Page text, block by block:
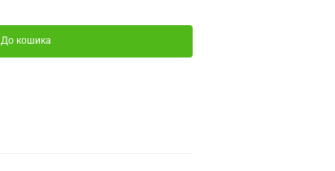
До кошика